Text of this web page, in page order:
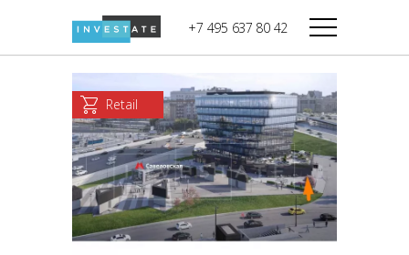
+7 495 637 80 42
Дикси
Верный
Мираторг
Магнолия
В башне
Башня Федерация-II
Запад
Башня Федерация-I
Восток
Город Столиц,
Северный блок
Город Столиц,
Южный блок
Retail